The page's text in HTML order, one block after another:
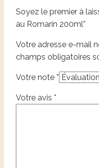
Soyez le premier à
au Romarin 200ml”
Votre adresse e-mail
champs obligatoires
Votre note *
Votre avis *